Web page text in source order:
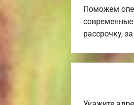
Поможем
рассрочку,